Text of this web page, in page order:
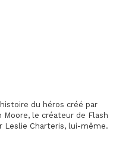
du héros créé par
le créateur de Flash
Leslie Charteris, lui-même.